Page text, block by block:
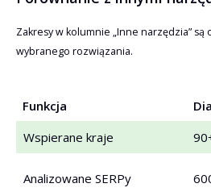
Zakresy w kolumnie „Inne narzędzia”
wybranego rozwiązania.
Funkcja
Wspierane kraje
Analizowane SERPy